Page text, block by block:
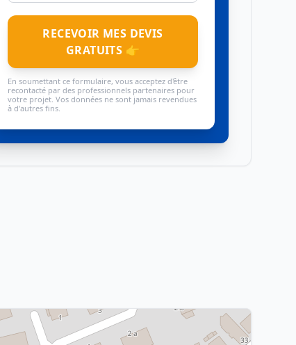
RECEVOIR MES DEVIS
GRATUITS 👉
En soumettant ce formulaire, vous acceptez d'être
recontacté par des professionnels partenaires pour
votre projet. Vos données ne sont jamais revendues
à d'autres fins.